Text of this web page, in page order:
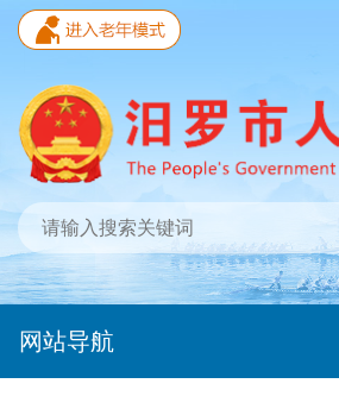
网站导航